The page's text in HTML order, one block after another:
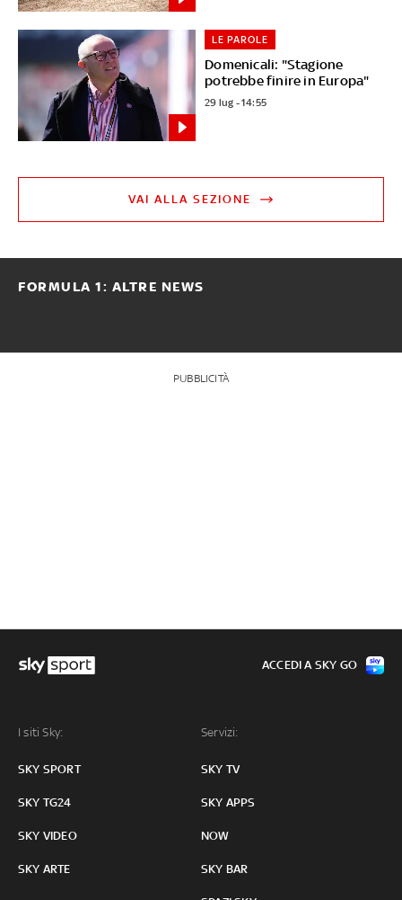
Domenicali: "Stagione
potrebbe finire in Europa"
LE PAROLE
29 lug - 14:55
VAI ALLA SEZIONE
FORMULA 1: ALTRE NEWS
PUBBLICITÀ
I siti Sky:
SKY SPORT
SKY TG24
SKY VIDEO
SKY ARTE
Servizi:
SKY TV
SKY APPS
NOW
SKY BAR
ACCEDI A SKY GO